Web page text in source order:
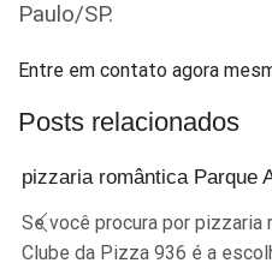
Paulo/SP.
Entre em contato agora
Posts relacionados
pizzaria romântica Parque
Se você procura por pizzaria
Clube da Pizza 936 é a